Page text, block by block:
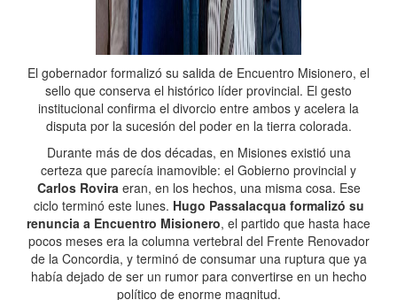
El gobernador formalizó su salida de Encuentro Misionero, el
sello que conserva el histórico líder provincial. El gesto
institucional confirma el divorcio entre ambos y acelera la
disputa por la sucesión del poder en la tierra colorada.
Durante más de dos décadas, en Misiones existió una
certeza que parecía inamovible: el Gobierno provincial y
Carlos Roviraeran, en los hechos, una misma cosa. Ese
ciclo terminó este lunes. Hugo Passalacqua formalizó su
renuncia a Encuentro Misionero, el partido que hasta hace
pocos meses era la columna vertebral del Frente Renovador
de la Concordia, y terminó de consumar una ruptura que ya
había dejado de ser un rumor para convertirse en un hecho
político de enorme magnitud.